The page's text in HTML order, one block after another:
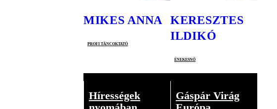
MIKES ANNA
profi táncoktató
KERESZTES
ILDIKÓ
énekesnő
Hírességek
Gáspár Virág